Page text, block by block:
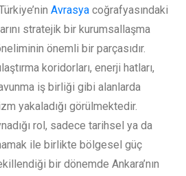
Avrasya coğrafyasındaki
stratejik bir kurumsallaşma
önemli bir parçasıdır.
koridorları, enerji hatları,
iş birliği gibi alanlarda
yakaladığı görülmektedir.
rol, sadece tarihsel ya da
ile birlikte bölgesel güç
bir dönemde Ankara’nın